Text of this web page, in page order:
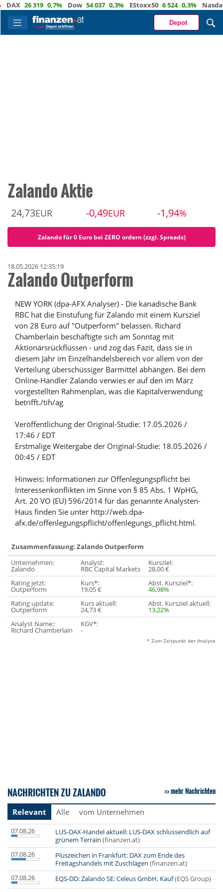
26 319 0,7% Dow 54 037 0,3% EStoxx50 6 524 0,3% Nasdaq
Depot
Zalando Aktie
24,73EUR -0,49EUR -1,94%
Zalando für 0 Euro bei ZERO ordern (zzgl. Spreads)
18.05.2026 12:35:19
Zalando Outperform
NEW YORK (dpa-AFX Analyser) - Die kanadische Bank
RBC hat die Einstufung für Zalando mit einem Kursziel
von 28 Euro auf "Outperform" belassen. Richard
Chamberlain beschäftigte sich am Sonntag mit
Aktionärsrückflüssen - und zog das Fazit, dass sie in
diesem Jahr im Einzelhandelsbereich vor allem von der
Verteilung überschüssiger Barmittel abhängen. Bei dem
Online-Händler Zalando verwies er auf den im März
vorgestellten Rahmenplan, was die Kapitalverwendung
betrifft./tih/ag
Veröffentlichung der Original-Studie: 17.05.2026 /
17:46 / EDT
Erstmalige Weitergabe der Original-Studie: 18.05.2026 /
00:45 / EDT
Hinweis: Informationen zur Offenlegungspflicht bei
Interessenkonflikten im Sinne von § 85 Abs. 1 WpHG,
Art. 20 VO (EU) 596/2014 für das genannte Analysten-
Haus finden Sie unter http://web.dpa-
afx.de/offenlegungspflicht/offenlegungs_pflicht.html.
Zusammenfassung: Zalando Outperform
Unternehmen:
Zalando
Analyst:
RBC Capital Markets
Kursziel:
28,00 €
Rating jetzt:
Outperform
Kurs*:
19,05 €
Abst. Kursziel*:
46,98%
Rating update:
Outperform
Kurs aktuell:
24,73 €
Abst. Kursziel aktuell:
13,22%
Analyst Name::
Richard Chamberlain
KGV*:
-
* Zum Zeitpunkt der Analyse
NACHRICHTEN ZU ZALANDO mehr Nachrichten
Relevant Alle vom Unternehmen
07.08.26
LUS-DAX-Handel aktuell: LUS-DAX schlussendlich auf
grünem Terrain (finanzen.at)
07.08.26
Pluszeichen in Frankfurt: DAX zum Ende des
Freitagshandels mit Zuschlägen (finanzen.at)
07.08.26
EQS-DD: Zalando SE: Celeus GmbH, Kauf(EQS Group)